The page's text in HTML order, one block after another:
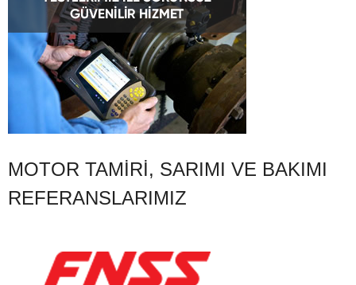
MOTOR TAMIRI, SARIMI VE BAKIMI
REFERANSLARIMIZ